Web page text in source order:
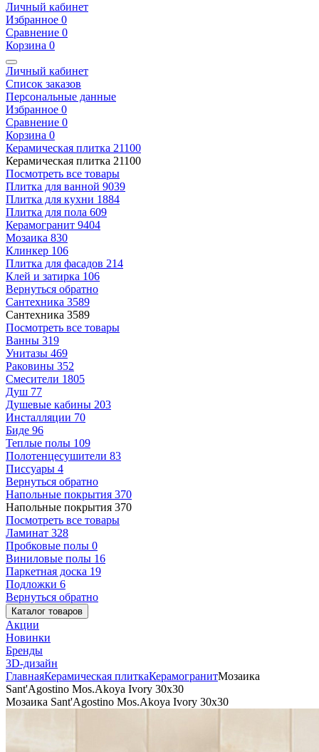
Личный кабинет
Избранное 0
Сравнение 0
Корзина 0
Личный кабинет
Список заказов
Персональные данные
Избранное 0
Сравнение 0
Корзина 0
Керамическая плитка 21100
Керамическая плитка 21100
Посмотреть все товары
Плитка для ванной 9039
Плитка для кухни 1884
Плитка для пола 609
Керамогранит 9404
Мозаика 830
Клинкер 106
Плитка для фасадов 214
Клей и затирка 106
Вернуться обратно
Сантехника 3589
Сантехника 3589
Посмотреть все товары
Ванны 319
Унитазы 469
Раковины 352
Смесители 1805
Душ 77
Душевые кабины 203
Инсталляции 70
Биде 96
Теплые полы 109
Полотенцесушители 83
Писсуары 4
Вернуться обратно
Напольные покрытия 370
Напольные покрытия 370
Посмотреть все товары
Ламинат 328
Пробковые полы 0
Виниловые полы 16
Паркетная доска 19
Подложки 6
Вернуться обратно
Каталог товаров
Акции
Новинки
Бренды
3D-дизайн
ГлавнаяКерамическая плиткаКерамогранитМозаика
Sant'Agostino Mos.Akoya Ivory 30x30
Мозаика Sant'Agostino Mos.Akoya Ivory 30x30